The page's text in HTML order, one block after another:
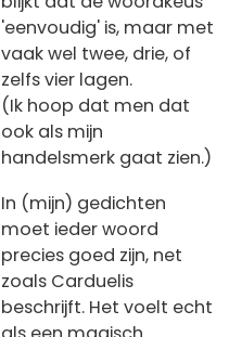
'eenvoudig' is, maar met
vaak wel twee, drie, of
zelfs vier lagen.
(Ik hoop dat men dat
ook als mijn
handelsmerk gaat zien.)
In (mijn) gedichten
moet ieder woord
precies goed zijn, net
zoals Carduelis
beschrijft. Het voelt echt